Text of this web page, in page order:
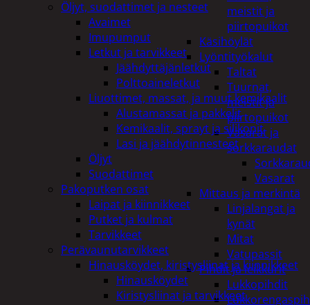
meistit ja
piirtopuikot
Käsihöylät
Lyöntityökalut
Taltat
Tuurnat,
meistit ja
piirtopuikot
Vasarat ja
sorkkaraudat
Vasarat
Mittaus ja merkintä
Linjalangat ja
kynät
Mitat
Vatupassit
Pihdit ja leikkurit
Lukkopihdit
Öljyt, suodattimet ja nesteet
Avaimet
Imupumput
Letkut ja tarvikkeet
Jäähdyttäjänletkut
Polttoaineletkut
Liuottimet, massat, ja muut kemikaalit
Alustamassat ja pakkelit
Kemikaalit, sprayt ja silikonit
Lasi ja jäähdytinnesteet
Öljyt
Suodattimet
Pakoputken osat
Laipat ja kiinnikkeet
Putket ja kulmat
Tarvikkeet
Perävaunutarvikkeet
Hinausköydet, kiristysliinat ja kiinnikkeet
Hinausköydet
Kiristysliinat ja tarvikkeet